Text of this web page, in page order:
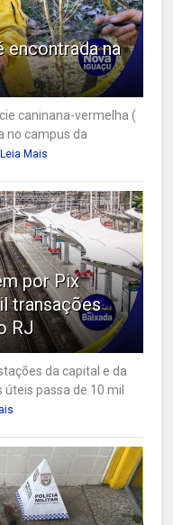
encontrada na
caninana-vermelha (
no campus da
Leia Mais
por Pix
transações
RJ
da capital e da
passa de 10 mil